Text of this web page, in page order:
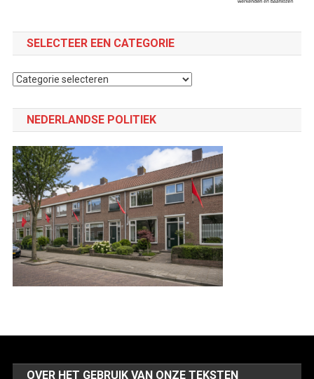
SELECTEER EEN CATEGORIE
Selecteer
categorie
NEDERLANDSE POLITIEK
OVER HET GEBRUIK VAN ONZE TEKSTEN